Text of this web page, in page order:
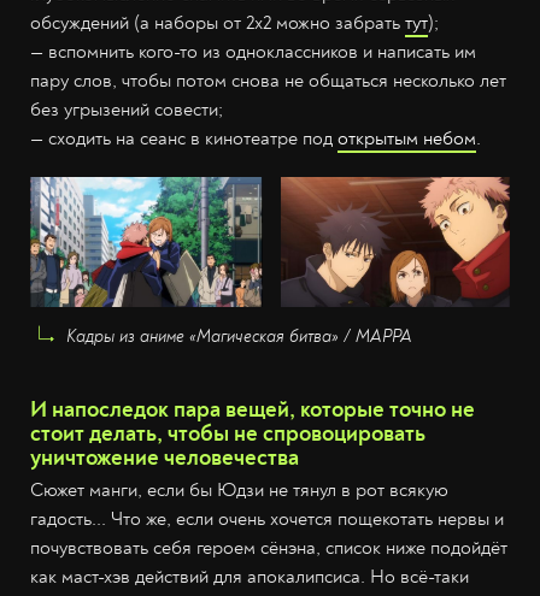
обсуждений (а наборы от 2х2 можно забрать тут);
— вспомнить кого-то из одноклассников и написать им
пару слов, чтобы потом снова не общаться несколько лет
без угрызений совести;
— сходить на сеанс в кинотеатре под открытым небом.
Кадры из аниме «Магическая битва» / MAPPA
И напоследок пара вещей, которые точно не
стоит делать, чтобы не спровоцировать
уничтожение человечества
Сюжет манги, если бы Юдзи не тянул в рот всякую
гадость... Что же, если очень хочется пощекотать нервы и
почувствовать себя героем сёнэна, список ниже подойдёт
как маст-хэв действий для апокалипсиса. Но всё-таки